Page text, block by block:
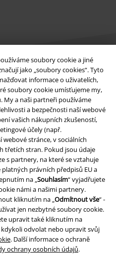
soubory cookie a jiné
jako „soubory cookies“. Tyto
informace o uživatelích,
soubory cookie umísťujeme my,
My a naši partneři používáme
a bezpečnosti naší webové
vašich nákupních zkušeností,
účely (např.
stránce, v sociálních
třetích stran. Pokud jsou údaje
s partnery, na které se vztahuje
právních předpisů EU a
na „ Souhlasím“ vyjadřujete
námi a našimi partnery.
kliknutím na „ Odmítnout vše“ -
jen nezbytné soubory cookie.
upravit také kliknutím na
kdykoli odvolat nebo upravit svůj
. Další informace o ochraně
ochrany osobních údajů.
prostředí